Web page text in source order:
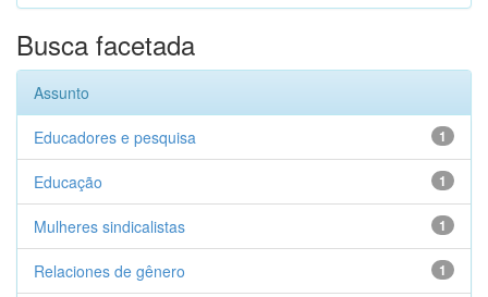
Busca facetada
Assunto
1
Educadores e pesquisa
1
Educação
1
Mulheres sindicalistas
1
Relaciones de gênero